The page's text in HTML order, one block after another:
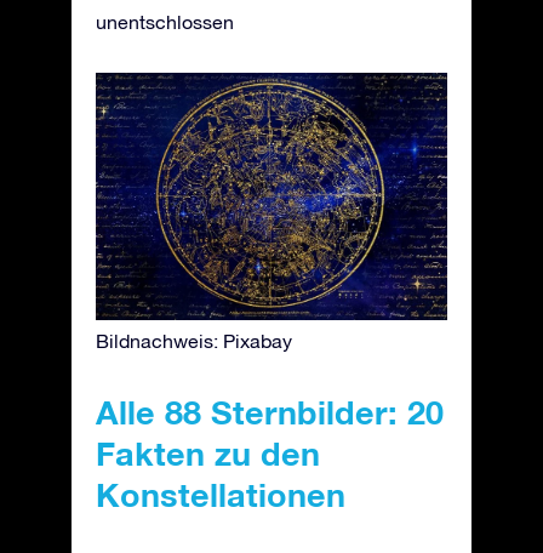
unentschlossen
Bildnachweis: Pixabay
Alle 88 Sternbilder: 20
Fakten zu den
Konstellationen